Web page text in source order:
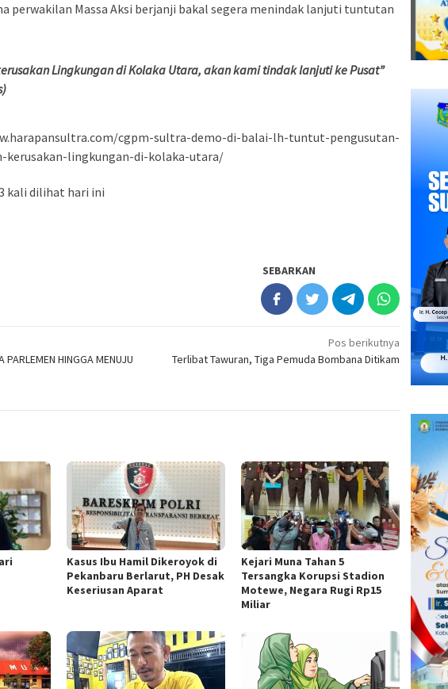
perwakilan Massa Aksi berjanji bakal segera menindak lanjuti tuntutan
Lingkungan di Kolaka Utara, akan kami tindak lanjuti ke Pusat”
cgpm-sultra-demo-di-balai-lh-tuntut-pengusutan-
kerusakan-lingkungan-di-kolaka-utara/
kali dilihat hari ini
SEBARKAN
PARLEMEN HINGGA MENUJU
Pos berikutnya
Terlibat Tawuran, Tiga Pemuda Bombana Ditikam
Kasus Ibu Hamil Dikeroyok di
Pekanbaru Berlarut, PH Desak
Keseriusan Aparat
Kejari Muna Tahan 5
Tersangka Korupsi Stadion
Motewe, Negara Rugi Rp15
Miliar